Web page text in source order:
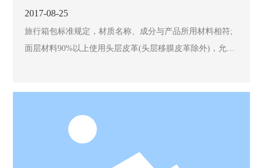
登黑榜
2017-08-25
旅行箱包标准规定，材质名称、成分与产品所用材料相符;
面层材料90%以上使用头层皮革(头层移膜皮革除外)，允许